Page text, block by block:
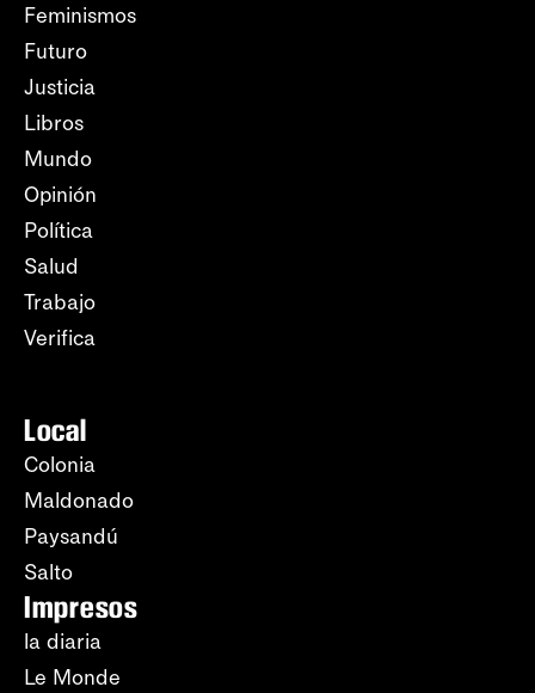
Feminismos
Futuro
Justicia
Libros
Mundo
Opinión
Política
Salud
Trabajo
Verifica
Local
Colonia
Maldonado
Paysandú
Salto
Impresos
la diaria
Le Monde